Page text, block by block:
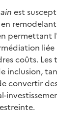
est
permettant
liée
coûts. Les
inclusion,
convertir